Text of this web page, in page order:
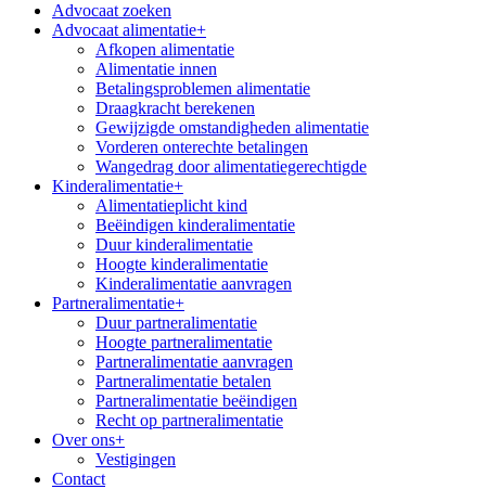
Advocaat zoeken
Advocaat alimentatie+
Afkopen alimentatie
Alimentatie innen
Betalingsproblemen alimentatie
Draagkracht berekenen
Gewijzigde omstandigheden alimentatie
Vorderen onterechte betalingen
Wangedrag door alimentatiegerechtigde
Kinderalimentatie+
Alimentatieplicht kind
Beëindigen kinderalimentatie
Duur kinderalimentatie
Hoogte kinderalimentatie
Kinderalimentatie aanvragen
Partneralimentatie+
Duur partneralimentatie
Hoogte partneralimentatie
Partneralimentatie aanvragen
Partneralimentatie betalen
Partneralimentatie beëindigen
Recht op partneralimentatie
Over ons+
Vestigingen
Contact